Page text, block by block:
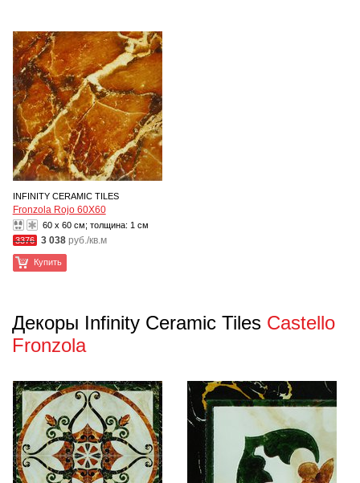
INFINITY CERAMIC TILES
Fronzola Rojo 60X60
60 x 60 см; толщина: 1 см
3376 3 038 руб./кв.м
Купить
Декоры Infinity Ceramic Tiles Castello
Fronzola